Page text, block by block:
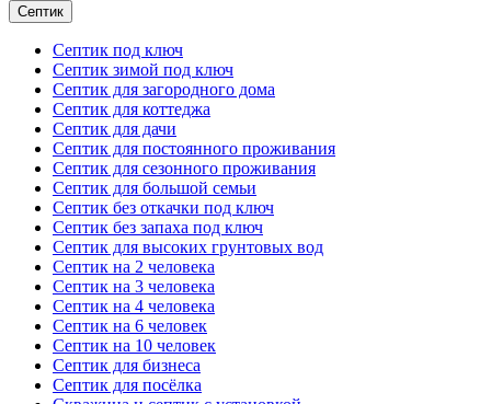
Септик
Септик под ключ
Септик зимой под ключ
Септик для загородного дома
Септик для коттеджа
Септик для дачи
Септик для постоянного проживания
Септик для сезонного проживания
Септик для большой семьи
Септик без откачки под ключ
Септик без запаха под ключ
Септик для высоких грунтовых вод
Септик на 2 человека
Септик на 3 человека
Септик на 4 человека
Септик на 6 человек
Септик на 10 человек
Септик для бизнеса
Септик для посёлка